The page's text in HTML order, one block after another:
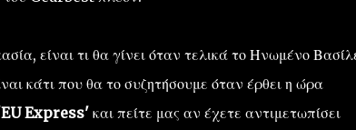
είναι τι θα γίνει όταν τελικά το Ηνωμένο
κάτι που θα το συζητήσουμε όταν έρθει η ώρα
Express'και πείτε μας αν έχετε αντιμετωπίσει